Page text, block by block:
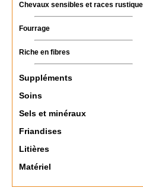
Chevaux sensibles et races
Fourrage
Riche en fibres
Suppléments
Soins
Sels et minéraux
Friandises
Litières
Matériel